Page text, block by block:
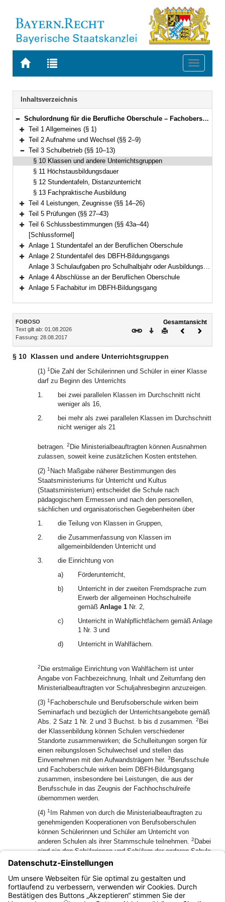
Zur
BAYERN.RECHT
Zur
letzten
Suche
Toggle
Navigation
Inhaltsverzeichnis
Bereich reduzieren
Schulordnung für die Berufliche Oberschule – Fachoberschulen und Berufsoberschulen (Fachober- und Berufsoberschulordnung – FOBOSO) Vom 28. August 2017 (GVBl. S. 451) BayRS 2236-7-1-K (§§ 1–44)
Bereich erweitern
Teil 1 Allgemeines (§ 1)
Bereich erweitern
Teil 2 Aufnahme und Wechsel (§§ 2–9)
Bereich reduzieren
Teil 3 Schulbetrieb (§§ 10–13)
§ 10 Klassen und andere Unterrichtsgruppen
§ 11 Höchstausbildungsdauer
§ 12 Stundentafeln, Distanzunterricht
§ 13 Fachpraktische Ausbildung
Bereich erweitern
Teil 4 Leistungen, Zeugnisse (§§ 14–26)
Bereich erweitern
Teil 5 Prüfungen (§§ 27–43)
Bereich erweitern
Teil 6 Schlussbestimmungen (§§ 43a–44)
[Schlussformel]
Bereich erweitern
Anlage 1 Stundentafel an der Beruflichen Oberschule
Bereich erweitern
Anlage 2 Stundentafel des DBFH-Bildungsgangs
Anlage 3 Schulaufgaben pro Schulhalbjahr oder Ausbildungsabschnitt an der Beruflichen Oberschule
Bereich erweitern
Anlage 4 Abschlüsse an der Beruflichen Oberschule
Anlage 5 Fachabitur im DBFH-Bildungsgang
Inhalt
FOBOSO
Text gilt ab: 01.08.2026
Fassung: 28.08.2017
Gesamtansicht
Download
DruckenVorheriges
§ 10 Klassen und andere Unterrichtsgruppen
(1) 1 Die Zahl der Schülerinnen und Schüler in einer Klasse
darf zu Beginn des Unterrichts
1.
bei zwei parallelen Klassen im Durchschnitt nicht
weniger als 16,
2.
bei mehr als zwei parallelen Klassen im Durchschnitt
nicht weniger als 21
betragen. 2 Die Ministerialbeauftragten können Ausnahmen
zulassen, soweit keine zusätzlichen Kosten entstehen.
(2) 1 Nach Maßgabe näherer Bestimmungen des
Staatsministeriums für Unterricht und Kultus
(Staatsministerium) entscheidet die Schule nach
pädagogischem Ermessen und nach den personellen,
sächlichen und organisatorischen Gegebenheiten über
1.
die Teilung von Klassen in Gruppen,
2.
die Zusammenfassung von Klassen im
allgemeinbildenden Unterricht und
3.
die Einrichtung von
a)
Förderunterricht,
b)
Unterricht in der zweiten Fremdsprache zum
Erwerb der allgemeinen Hochschulreife
gemäß Anlage 1 Nr. 2,
c)
Unterricht in Wahlpflichtfächern gemäß Anlage
1 Nr. 3 und
d)
Unterricht in Wahlfächern.
2 Die erstmalige Einrichtung von Wahlfächern ist unter
Angabe von Fachbezeichnung, Inhalt und Zeitumfang den
Ministerialbeauftragten vor Schuljahresbeginn anzuzeigen.
(3) 1 Fachoberschule und Berufsoberschule wirken beim
Seminarfach und bezüglich der Unterrichtsangebote gemäß
Abs. 2 Satz 1 Nr. 2 und 3 Buchst. b bis d zusammen. 2 Bei
der Klassenbildung können Schulen verschiedener
Standorte zusammenwirken; die Schulleitungen sorgen für
einen reibungslosen Schulwechsel und stellen das
Einvernehmen mit den Aufwandsträgern her. 3 Berufsschule
und Fachoberschule wirken beim DBFH-Bildungsgang
zusammen, insbesondere bei Leistungen, die aus der
Berufsschule in das Zeugnis der Fachhochschulreife
übernommen werden.
(4) 1 Im Rahmen von durch die Ministerialbeauftragten zu
genehmigenden Kooperationen von Berufsoberschulen
können Schülerinnen und Schüler am Unterricht von
anderen Schulen als ihrer Stammschule teilnehmen. 2 Dabei
sind sie den Schülerinnen und Schülern der anderen Schule
gleichgestellt und haben schriftliche Leistungsnachweise
zugleich mit diesen abzulegen.
Halbjahresergebnisse werden der Stammschule mitgeteilt
und fließen dort in die Zeugnisse ein.